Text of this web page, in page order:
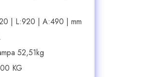
| L:920 | A:490 | mm
52,51kg
KG